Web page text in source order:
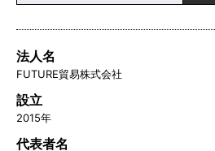
法人名
FUTURE貿易株式会社
設立
2015年
代表者名